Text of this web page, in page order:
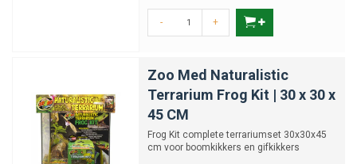
- +
Zoo Med Naturalistic
Terrarium Frog Kit | 30 x 30 x
45 CM
Frog Kit complete terrariumset 30x30x45
cm voor boomkikkers en gifkikkers